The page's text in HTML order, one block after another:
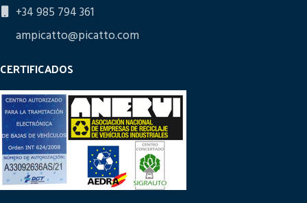
+34 985 794 361
ampicatto@picatto.com
CERTIFICADOS